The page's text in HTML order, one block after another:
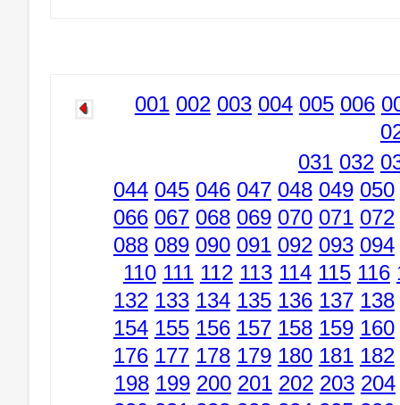
001 002 003 004 005 006
031 032
044 045 046 047 048 049 050
066 067 068 069 070 071 072
088 089 090 091 092 093 094
110 111 112 113 114 115 116
132 133 134 135 136 137 138
154 155 156 157 158 159 160
176 177 178 179 180 181 182
198 199 200 201 202 203 204